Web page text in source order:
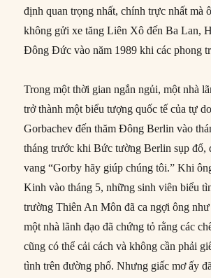
định quan trọng nhất, chính trực nhất mà
không gửi xe tăng Liên Xô đến Ba Lan,
Đông Đức vào năm 1989 khi các phong
Trong một thời gian ngắn ngủi, một nhà
trở thành một biểu tượng quốc tế của tự
Gorbachev đến thăm Đông Berlin vào
tháng trước khi Bức tường Berlin sụp đổ,
vang “Gorby hãy giúp chúng tôi.” Khi
Kinh vào tháng 5, những sinh viên biểu
trường Thiên An Môn đã ca ngợi ông
một nhà lãnh đạo đã chứng tỏ rằng các
cũng có thể cải cách và không cần phải
tình trên đường phố. Nhưng giấc mơ ấy